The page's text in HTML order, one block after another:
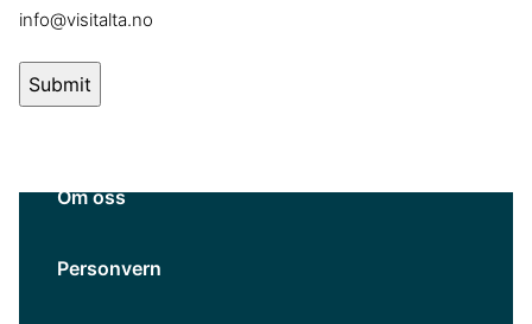
info@visitalta.no
Om oss
Personvern